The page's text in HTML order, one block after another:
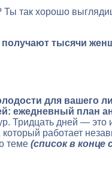
так хорошо
тысячи
для вашего
ежедневный план
Тридцать дней — это
работает
теме (список в